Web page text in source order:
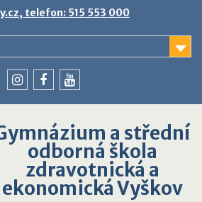
telefon: 515 553 000
a střední
odborná škola
zdravotnická a
ekonomická Vyškov